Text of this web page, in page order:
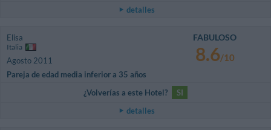
detalles
Elisa
Italia
Agosto 2011
Pareja de edad media inferior a 35 años
FABULOSO
8.6/10
¿Volverías a este Hotel?
SI
detalles